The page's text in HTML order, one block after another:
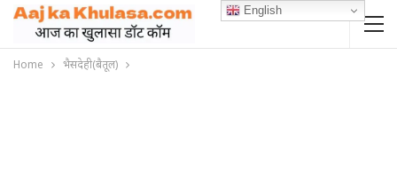
Home भैसदेही(बैतूल)
English